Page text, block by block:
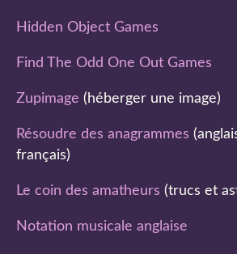
Hidden Object Games
Find The Odd One Out Games
Zupimage (héberger une image)
Résoudre des anagrammes
français)
Le coin des amatheurs (trucs et
Notation musicale anglaise